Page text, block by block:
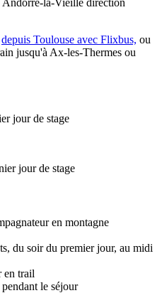
depuis Toulouse avec Flixbus, ou
jusqu'à Ax-les-Thermes ou
jour de stage
jour de stage
en montagne
du soir du premier jour, au midi
en trail
le séjour